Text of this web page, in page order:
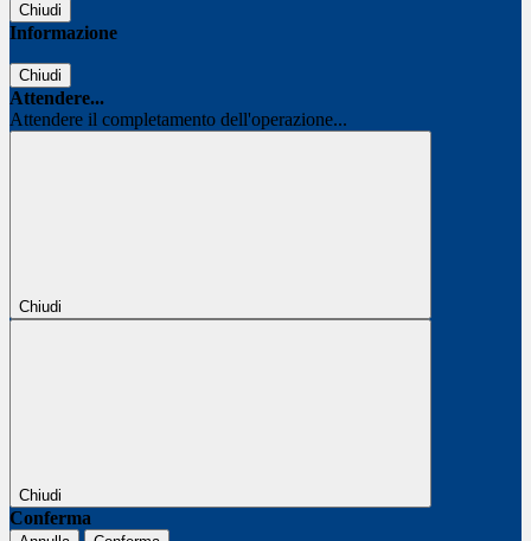
Chiudi
Informazione
Chiudi
Attendere...
Attendere il completamento dell'operazione...
Chiudi
Chiudi
Conferma